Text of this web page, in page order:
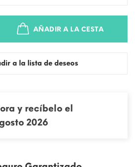
AÑADIR A LA CESTA
a la lista de deseos
y recíbelo el
2026